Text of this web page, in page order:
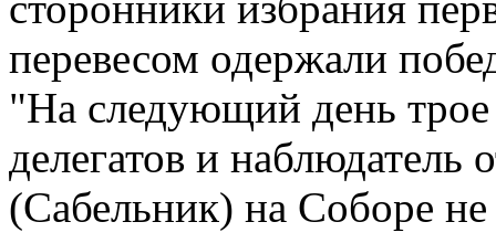
перевесом одержали
"На следующий день
делегатов и
(Сабельник) на Соборе